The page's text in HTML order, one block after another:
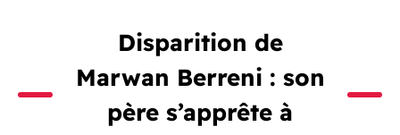
Disparition de
Marwan Berreni : son
père s’apprête à